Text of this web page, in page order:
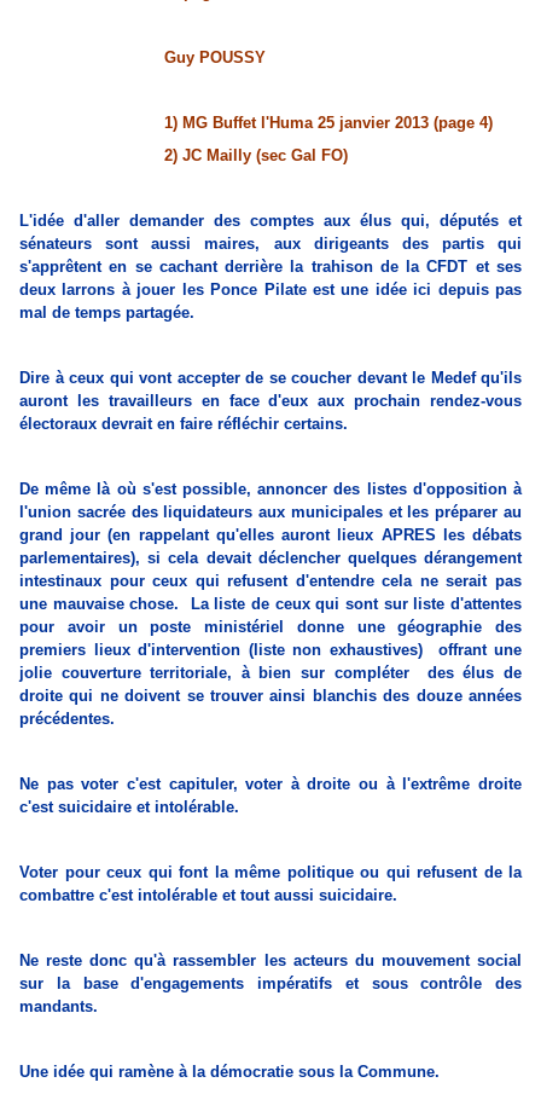
Guy POUSSY
1) MG Buffet l'Huma 25 janvier 2013 (page 4)
2) JC Mailly (sec Gal FO)
L'idée d'aller demander des comptes aux élus qui, députés et
sénateurs sont aussi maires, aux dirigeants des partis qui
s'apprêtent en se cachant derrière la trahison de la CFDT et ses
deux larrons à jouer les Ponce Pilate est une idée ici depuis pas
mal de temps partagée.
Dire à ceux qui vont accepter de se coucher devant le Medef qu'ils
auront les travailleurs en face d'eux aux prochain rendez-vous
électoraux devrait en faire réfléchir certains.
De même là où s'est possible, annoncer des listes d'opposition à
l'union sacrée des liquidateurs aux municipales et les préparer au
grand jour (en rappelant qu'elles auront lieux APRES les débats
parlementaires), si cela devait déclencher quelques dérangement
intestinaux pour ceux qui refusent d'entendre cela ne serait pas
une mauvaise chose. La liste de ceux qui sont sur liste d'attentes
pour avoir un poste ministériel donne une géographie des
premiers lieux d'intervention (liste non exhaustives) offrant une
jolie couverture territoriale, à bien sur compléter des élus de
droite qui ne doivent se trouver ainsi blanchis des douze années
précédentes.
Ne pas voter c'est capituler,voter à droite ou à l'extrême droite
c'est suicidaire et intolérable.
Voter pour ceux qui font la même politique ou qui refusent de la
combattre c'est intolérable et tout aussi suicidaire.
Ne reste donc qu'à rassembler les acteurs du mouvement social
sur la base d'engagements impératifs et sous contrôle des
mandants.
Une idée qui ramène à la démocratie sous la Commune.